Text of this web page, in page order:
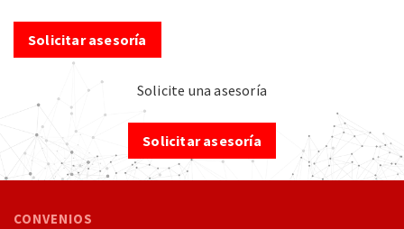
Solicitar asesoría
Solicite una asesoría
Solicitar asesoría
CONVENIOS